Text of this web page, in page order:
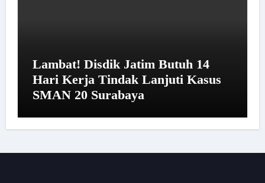
Lambat! Disdik Jatim Butuh 14
Hari Kerja Tindak Lanjuti Kasus
SMAN 20 Surabaya